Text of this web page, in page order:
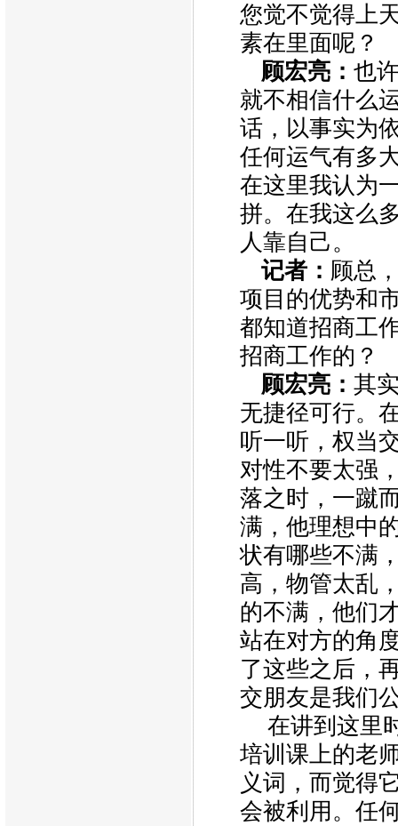
您觉不觉得上
素在里面呢？
顾宏亮： 也
就不相信什么
话，以事实为
任何运气有多
在这里我认为
拼。在我这么
人靠自己。
记者： 顾总
项目的优势和
都知道招商工
招商工作的？
顾宏亮： 其
无捷径可行。
听一听，权当
对性不要太强
落之时，一蹴
满，他理想中
状有哪些不满
高，物管太乱
的不满，他们
站在对方的角
了这些之后，
交朋友是我们
在讲到这里
培训课上的老
义词，而觉得
会被利用。任